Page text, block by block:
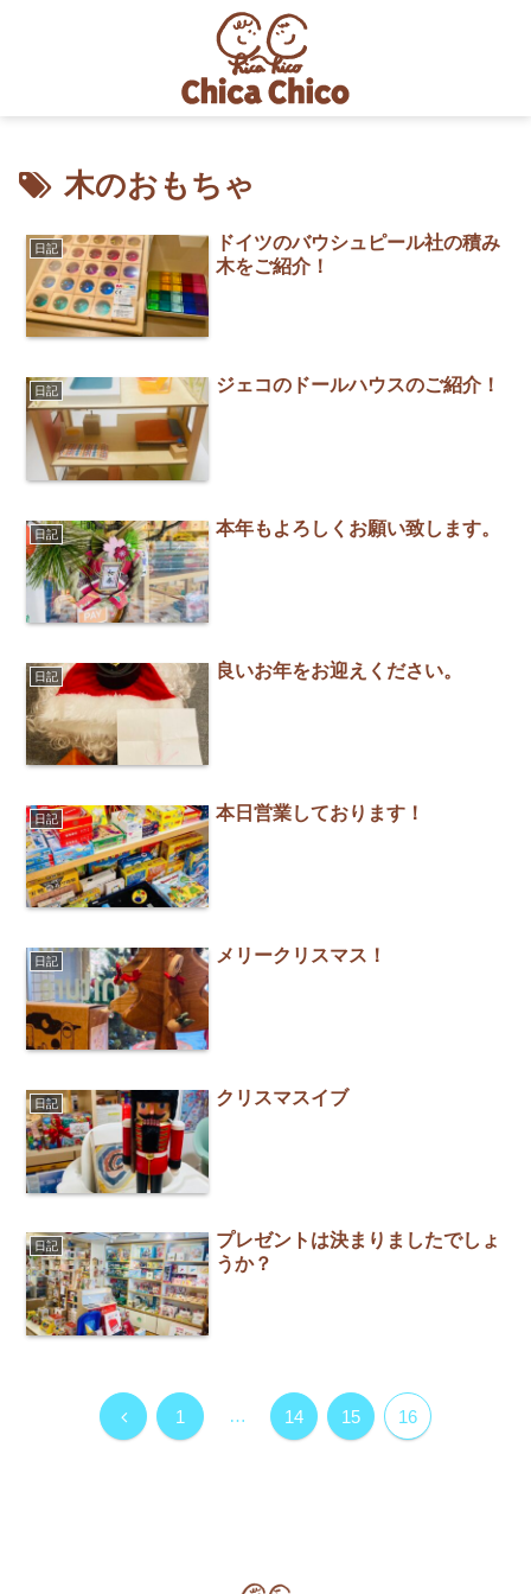
木のおもちゃ
日記
ドイツのバウシュピール社の積み
木をご紹介！
日記 ジェコのドールハウスのご紹介！
日記 本年もよろしくお願い致します。
日記 良いお年をお迎えください。
日記 本日営業しております！
日記 メリークリスマス！
日記 クリスマスイブ
日記
プレゼントは決まりましたでしょ
うか？
1 … 14 15 16